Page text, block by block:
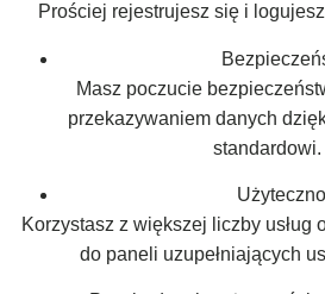
Prościej rejestrujesz się i
Masz poczucie
przekazywaniem danych
standardowi.
Korzystasz z większej liczby usług
do paneli uzupełniających